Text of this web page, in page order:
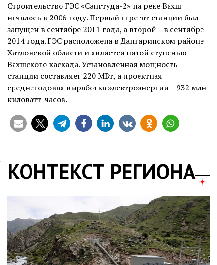
Строительство ГЭС «Сангтуда-2» на реке Вахш
началось в 2006 году. Первый агрегат станции был
запущен в сентябре 2011 года, а второй – в сентябре
2014 года. ГЭС расположена в Дангаринском районе
Хатлонской области и является пятой ступенью
Вахшского каскада. Установленная мощность
станции составляет 220 МВт, а проектная
среднегодовая выработка электроэнергии – 932 млн
киловатт-часов.
КОНТЕКСТ РЕГИОНА